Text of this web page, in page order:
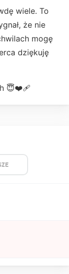
wiele. To
że nie
mogę
dziękuję
😇❤️‍🩹